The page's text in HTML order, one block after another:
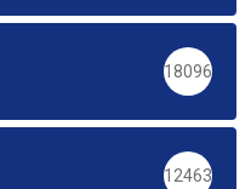
18096
12463